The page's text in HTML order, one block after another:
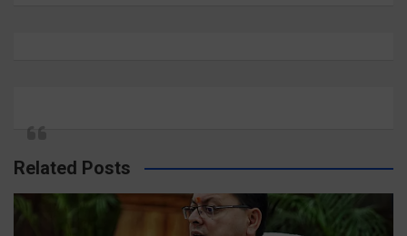
Related Posts